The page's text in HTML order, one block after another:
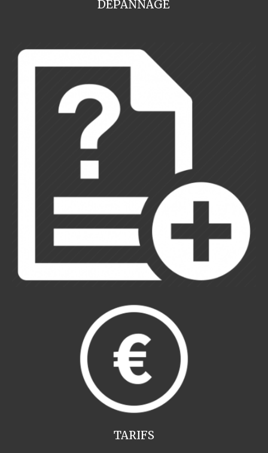
DEPANNAGE
TARIFS